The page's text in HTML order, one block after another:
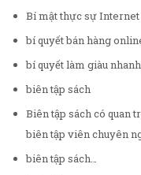
Bí mật thực sự
bí quyết bán hàng
bí quyết làm giàu
biên tập sách
Biên tập sách có quan
biên tập viên chuyên
biên tập sách…